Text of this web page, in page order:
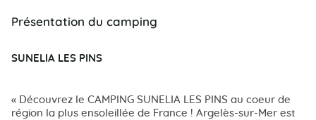
Présentation du camping
SUNELIA LES PINS
« Découvrez le CAMPING SUNELIA LES PINS au coeur de
région la plus ensoleillée de France ! Argelès-sur-Mer est